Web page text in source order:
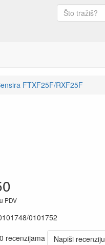
FTXF25F/RXF25F
PDV
0101752
recenzijama
Napiši recenziju